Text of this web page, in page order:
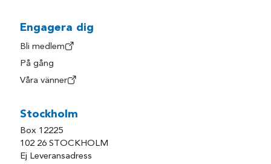
Engagera dig
Bli medlem
På gång
Våra vänner
Stockholm
Box 12225
102 26 STOCKHOLM
Ej Leveransadress